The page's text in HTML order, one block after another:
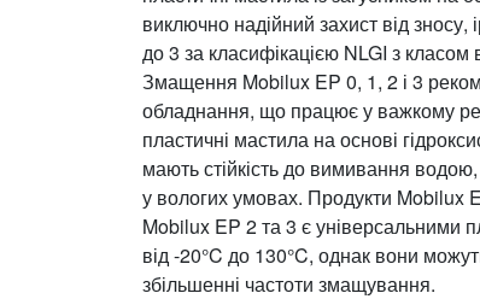
виключно надійний захист від
до 3 за класифікацією NLGI з класом
Змащення Mobilux EP 0, 1, 2 і 3
обладнання, що працює у важкому
пластичні мастила на основі
мають стійкість до вимивання
у вологих умовах. Продукти Mobilux
Mobilux EP 2 та 3 є універсальними
від -20°C до 130°C, однак вони
збільшенні частоти змащування.